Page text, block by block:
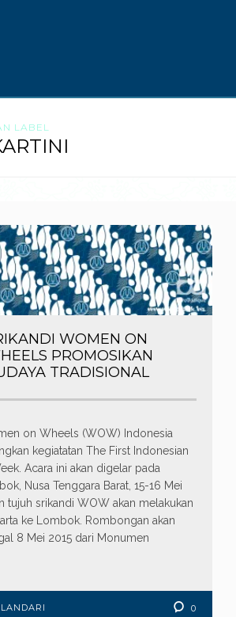
LABEL
WOMEN ON
PROMOSIKAN
TRADISIONAL
on Wheels (WOW) Indonesia
kegiatatan The First Indonesian
Acara ini akan digelar pada
Nusa Tenggara Barat, 15-16 Mei
tujuh srikandi WOW akan melakukan
ke Lombok. Rombongan akan
8 Mei 2015 dari Monumen
0